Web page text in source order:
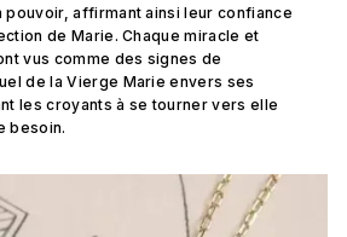
affirmant ainsi leur confiance
de Marie. Chaque miracle et
vus comme des signes de
de la Vierge Marie envers ses
les croyants à se tourner vers elle
besoin.